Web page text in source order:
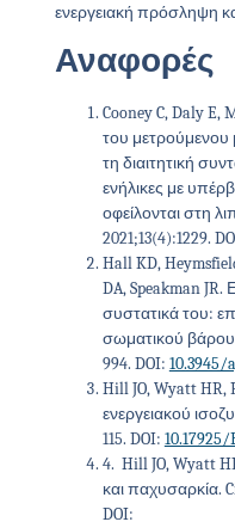
ενεργειακή πρόσληψη
Αναφορές
Cooney C, Daly E,
του μετρούμενου
τη διαιτητική
ενήλικες με
οφείλονται στη
2021;13(4):1229.
Hall KD,
DA, Speakman JR.
συστατικά του:
σωματικού
994. DOI: 10.3945/
Hill JO, Wyatt HR,
ενεργειακού
115. DOI: 10.17925/
4. Hill JO, Wyatt
και παχυσαρκία.
DOI: